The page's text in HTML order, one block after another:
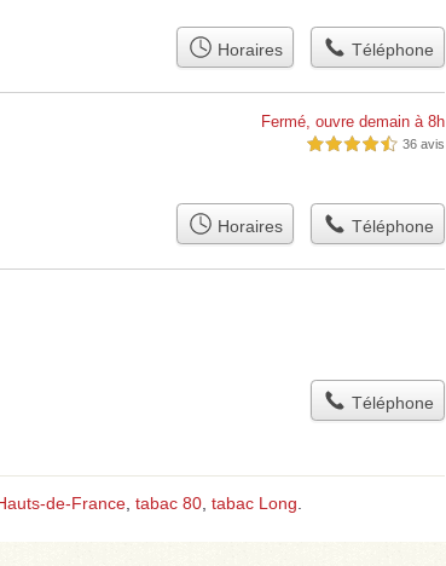
Horaires Téléphone
Fermé, ouvre demain à 8h
4,5 étoiles sur 5 36 avis
Horaires Téléphone
Téléphone
de-France tabac 80 tabac Long